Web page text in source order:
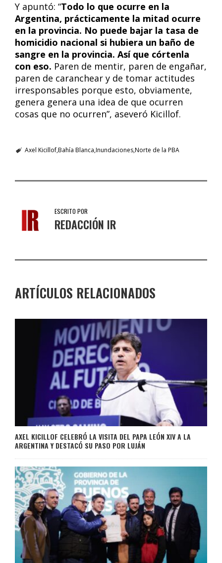
Y apuntó: “Todo lo que ocurre en la
Argentina, prácticamente la mitad ocurre
en la provincia. No puede bajar la tasa de
homicidio nacional si hubiera un baño de
sangre en la provincia. Así que córtenla
con eso. Paren de mentir, paren de engañar,
paren de caranchear y de tomar actitudes
irresponsables porque esto, obviamente,
genera genera una idea de que ocurren
cosas que no ocurren”, aseveró Kicillof.
Axel KicillofBahía Blanca InundacionesNorte de la PBA
ESCRITO POR
REDACCIÓN IR
ARTÍCULOS RELACIONADOS
AXEL KICILLOF CELEBRÓ LA VISITA DEL PAPA LEÓN XIV A LA
ARGENTINA Y DESTACÓ SU PASO POR LUJÁN